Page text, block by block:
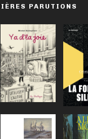
PARUTIONS